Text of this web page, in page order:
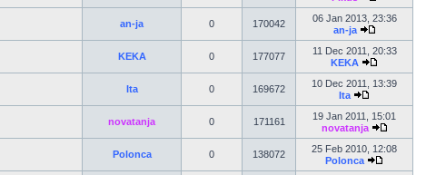
an-ja 0 170042
06 Jan 2013, 23:36
an-ja
KEKA 0 177077
11 Dec 2011, 20:33
KEKA
Ita 0 169672
10 Dec 2011, 13:39
Ita
novatanja 0 171161
19 Jan 2011, 15:01
novatanja
Polonca 0 138072
25 Feb 2010, 12:08
Polonca